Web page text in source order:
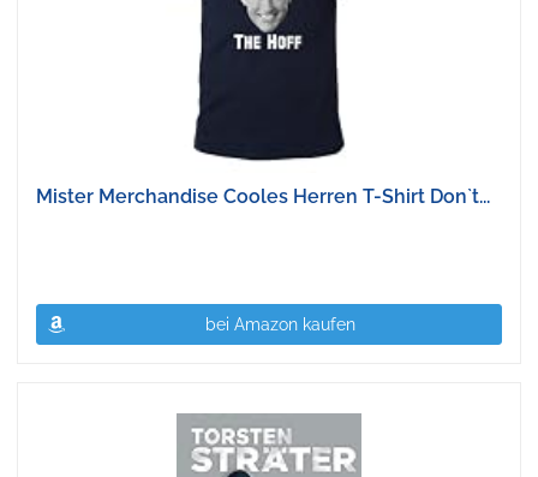
Mister Merchandise Cooles Herren T-Shirt Don`t...
bei Amazon kaufen